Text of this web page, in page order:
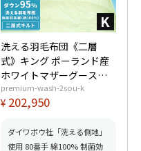
洗える羽毛布団《二層
式》キング ポーランド産
ホワイトマザーグースダ
ウン95% (440dp以上) 羽
毛量2.2kg 【6つ星プレミ
ッドふとんマーク取得】
premium-wash-2sou-k
¥ 202,950
ダイワボウ社「洗える側地」
使用 80番手 綿100% 制菌効